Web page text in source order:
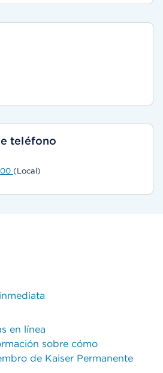
teléfono
(Local)
en línea
sobre cómo
de Kaiser Permanente